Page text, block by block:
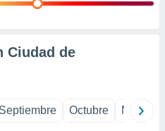
Ciudad de
Septiembre Octubre